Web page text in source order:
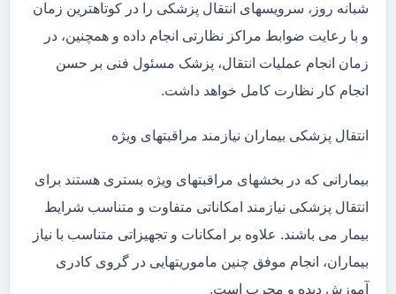
شبانه روز، سرویسهای انتقال پزشکی را در کوتاهترین زمان
و با رعایت ضوابط مراکز نظارتی انجام داده و همچنین، در
زمان انجام عملیات انتقال، پزشک مسئول فنی بر حسن
انجام کار نظارت کامل خواهد داشت.
انتقال پزشکی بیماران نیازمند مراقبتهای ویژه
بیمارانی که در بخشهای مراقبتهای ویژه بستری هستند برای
انتقال پزشکی نیازمند امکاناتی متفاوت و متناسب شرایط
بیمار می باشند. علاوه بر امکانات و تجهیزاتی متناسب با نیاز
بیماران، انجام موفق چنین ماموریتهایی در گروی کادری
آموزش دیده و مجرب است.